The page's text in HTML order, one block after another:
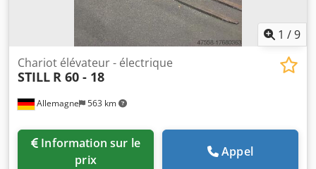
1 /9
Allemagne 563 km
Chariot élévateur - électrique
STILL R 60 - 18
prix
Appel